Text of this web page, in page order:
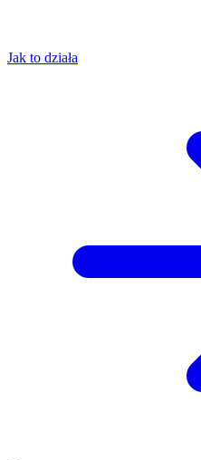
Jak to działa